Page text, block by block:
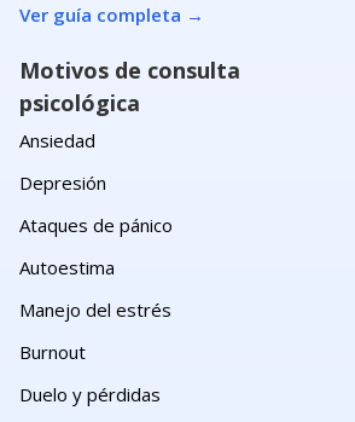
Ver guía completa →
Motivos de consulta
psicológica
Ansiedad
Depresión
Ataques de pánico
Autoestima
Manejo del estrés
Burnout
Duelo y pérdidas